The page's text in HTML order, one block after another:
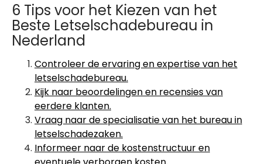
6 Tips voor het Kiezen van het
Beste Letselschadebureau in
Nederland
Controleer de ervaring en expertise van het
letselschadebureau.
Kijk naar beoordelingen en recensies van
eerdere klanten.
Vraag naar de specialisatie van het bureau in
letselschadezaken.
Informeer naar de kostenstructuur en